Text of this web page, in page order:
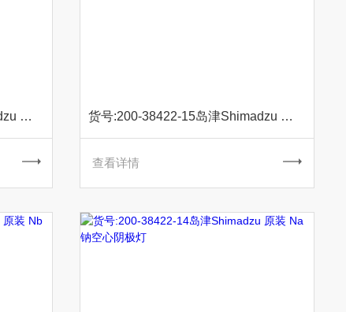
货号:200-38422-69岛津Shimadzu 原装 Os锇空心阴极灯 货号:200-38422-15岛津Shimadzu 原装 Ni镍空心阴极灯
查看详情